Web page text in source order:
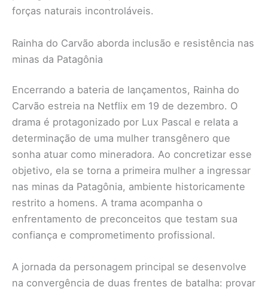
forças naturais incontroláveis.
Rainha do Carvão aborda inclusão e resistência nas
minas da Patagônia
Encerrando a bateria de lançamentos, Rainha do
Carvão estreia na Netflix em 19 de dezembro. O
drama é protagonizado por Lux Pascal e relata a
determinação de uma mulher transgênero que
sonha atuar como mineradora. Ao concretizar esse
objetivo, ela se torna a primeira mulher a ingressar
nas minas da Patagônia, ambiente historicamente
restrito a homens. A trama acompanha o
enfrentamento de preconceitos que testam sua
confiança e comprometimento profissional.
A jornada da personagem principal se desenvolve
na convergência de duas frentes de batalha: provar